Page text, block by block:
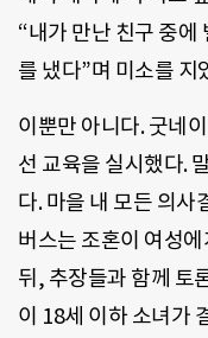
“내가 만난 친구 중에
를 냈다”며 미소를 지
이뿐만 아니다. 굿네
선 교육을 실시했다.
다. 마을 내 모든 의사
버스는 조혼이 여성
뒤, 추장들과 함께 토
이 18세 이하 소녀가